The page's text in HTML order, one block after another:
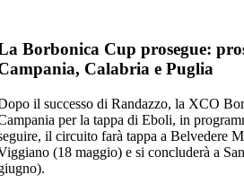
Borbonica Cup prosegue:
Calabria e Puglia
il successo di Randazzo, la XCO
per la tappa diEboli, in
il circuito farà tappa aBelvedere
(18 maggio) e si concluderà a
.